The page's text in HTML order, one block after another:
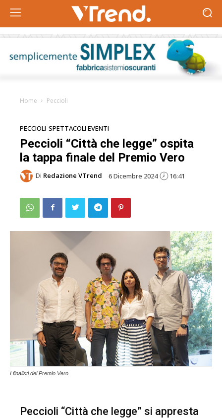
Home Peccioli
PECCIOLI SPETTACOLI EVENTI
Peccioli “Città che legge” ospita
la tappa finale del Premio Vero
Di Redazione VTrend 6 Dicembre 2024 16:41
I finalisti del Premio Vero
Peccioli “Città che legge” si appresta